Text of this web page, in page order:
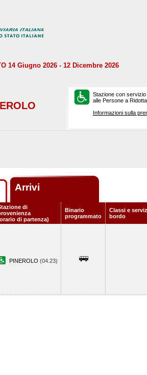
14 Giugno 2026 - 12 Dicembre 2026
Stazione con
alle Persone a
Informazioni sulla
Arrivi
di
di partenza)
Binario
programmato
Classi e
bordo
PINEROLO (04.23)